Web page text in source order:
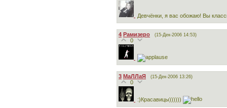
Девчёнки, я вас обожаю! Вы
4 Рамизеро (15-Дек-2006 14:53)
0
3 МаЛЛаЯ (15-Дек-2006 13:26)
0
:)Красавицы))))))